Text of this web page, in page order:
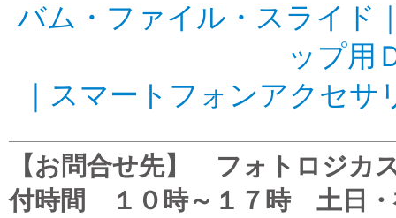
バム・ファイル・スライド
ップ用
スマートフォンアクセサ
【お問合せ先】 フォトロジ
付時間 １０時～１７時 土日・